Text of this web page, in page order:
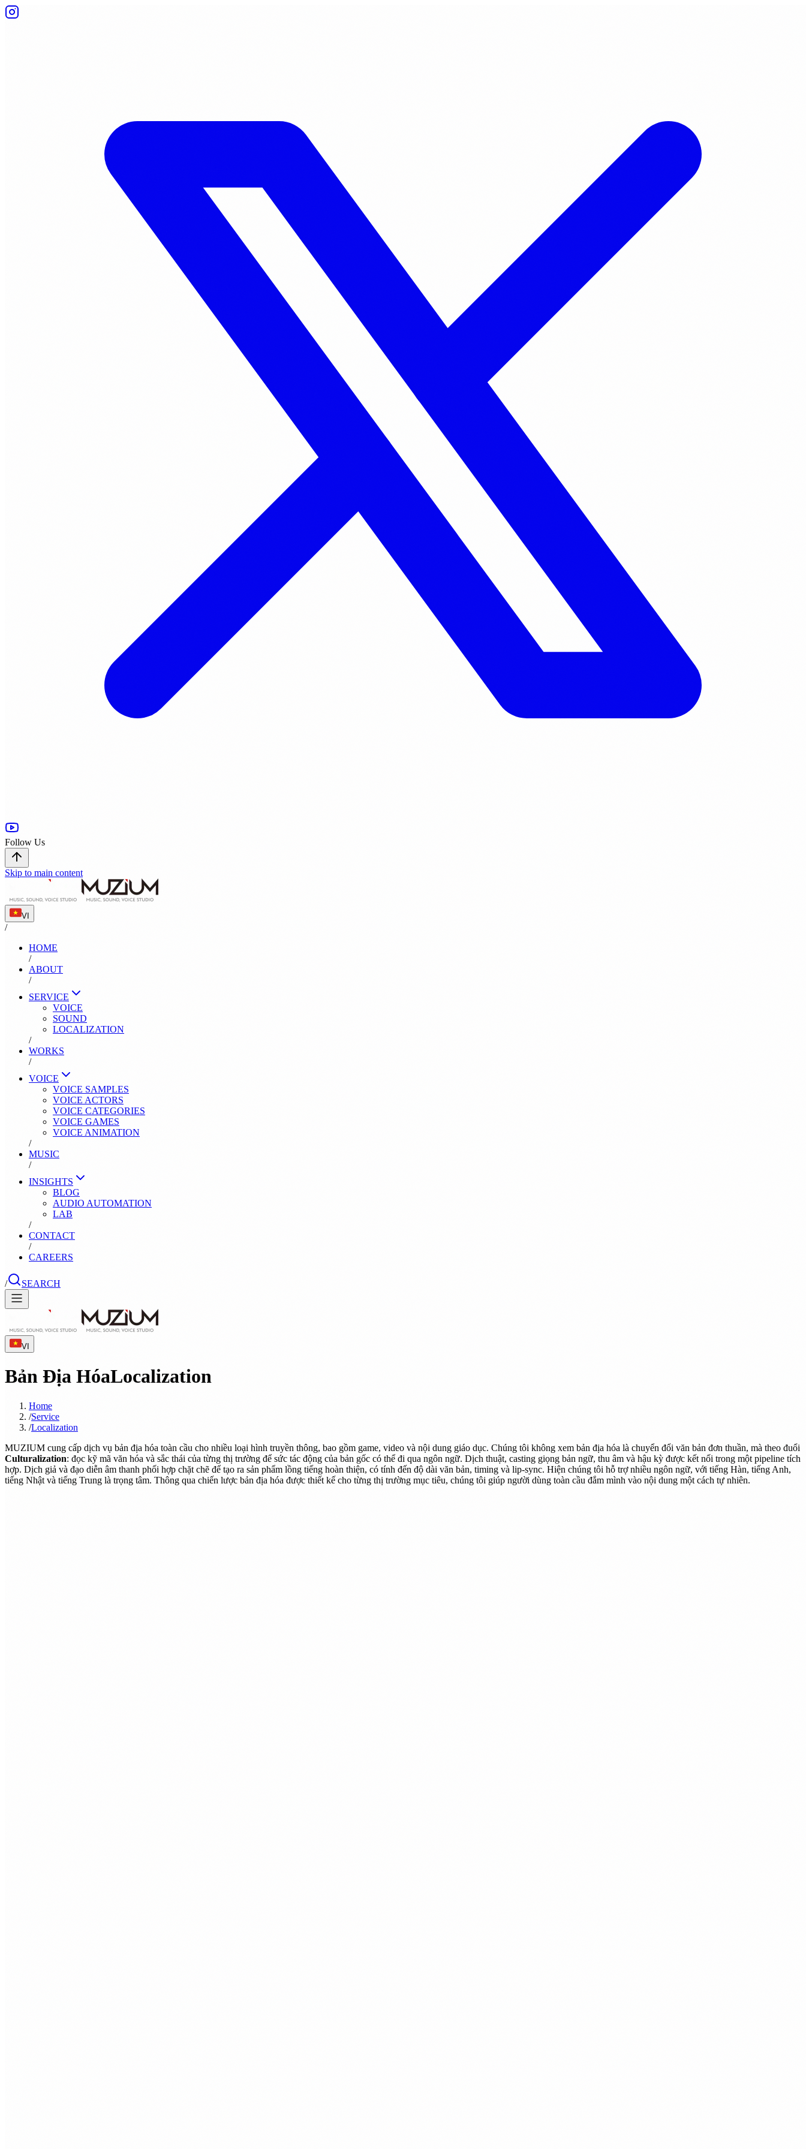
Follow Us
Skip to main content
VI
/
HOME
/
ABOUT
/
SERVICE
VOICE
SOUND
LOCALIZATION
/
WORKS
/
VOICE
VOICE SAMPLES
VOICE ACTORS
VOICE CATEGORIES
VOICE GAMES
VOICE ANIMATION
/
MUSIC
/
INSIGHTS
BLOG
AUDIO AUTOMATION
LAB
/
CONTACT
/
CAREERS
/ SEARCH
VI
Bản Địa HóaLocalization
Home
/Service
/Localization
MUZIUM cung cấp dịch vụ bản địa hóa toàn cầu cho nhiều loại hình truyền thông, bao gồm game, video và nội dung giáo dục. Chúng tôi không xem bản địa hóa là chuyển đổi văn bản đơn thuần, mà theo đuổi
Culturalization: đọc kỹ mã văn hóa và sắc thái của từng thị trường để sức tác động của bản gốc có thể đi qua ngôn ngữ. Dịch thuật, casting giọng bản ngữ, thu âm và hậu kỳ được kết nối trong một pipeline tích
hợp. Dịch giả và đạo diễn âm thanh phối hợp chặt chẽ để tạo ra sản phẩm lồng tiếng hoàn thiện, có tính đến độ dài văn bản, timing và lip-sync. Hiện chúng tôi hỗ trợ nhiều ngôn ngữ, với tiếng Hàn, tiếng Anh,
tiếng Nhật và tiếng Trung là trọng tâm. Thông qua chiến lược bản địa hóa được thiết kế cho từng thị trường mục tiêu, chúng tôi giúp người dùng toàn cầu đắm mình vào nội dung một cách tự nhiên.